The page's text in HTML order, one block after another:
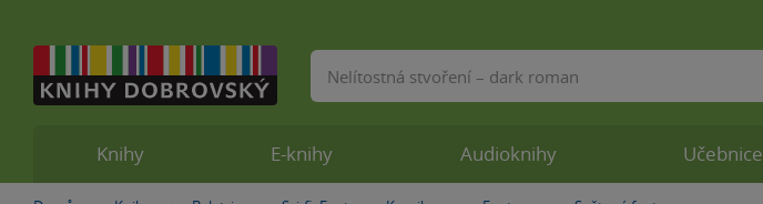
Knihy E-knihy Audioknihy Učebnice
Vyhledávání